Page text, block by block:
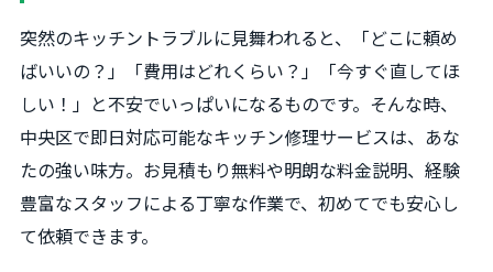
突然のキッチントラブルに見舞われると、「どこに頼め
ばいいの？」「費用はどれくらい？」「今すぐ直してほ
しい！」と不安でいっぱいになるものです。そんな時、
中央区で即日対応可能なキッチン修理サービスは、あな
たの強い味方。お見積もり無料や明朗な料金説明、経験
豊富なスタッフによる丁寧な作業で、初めてでも安心し
て依頼できます。